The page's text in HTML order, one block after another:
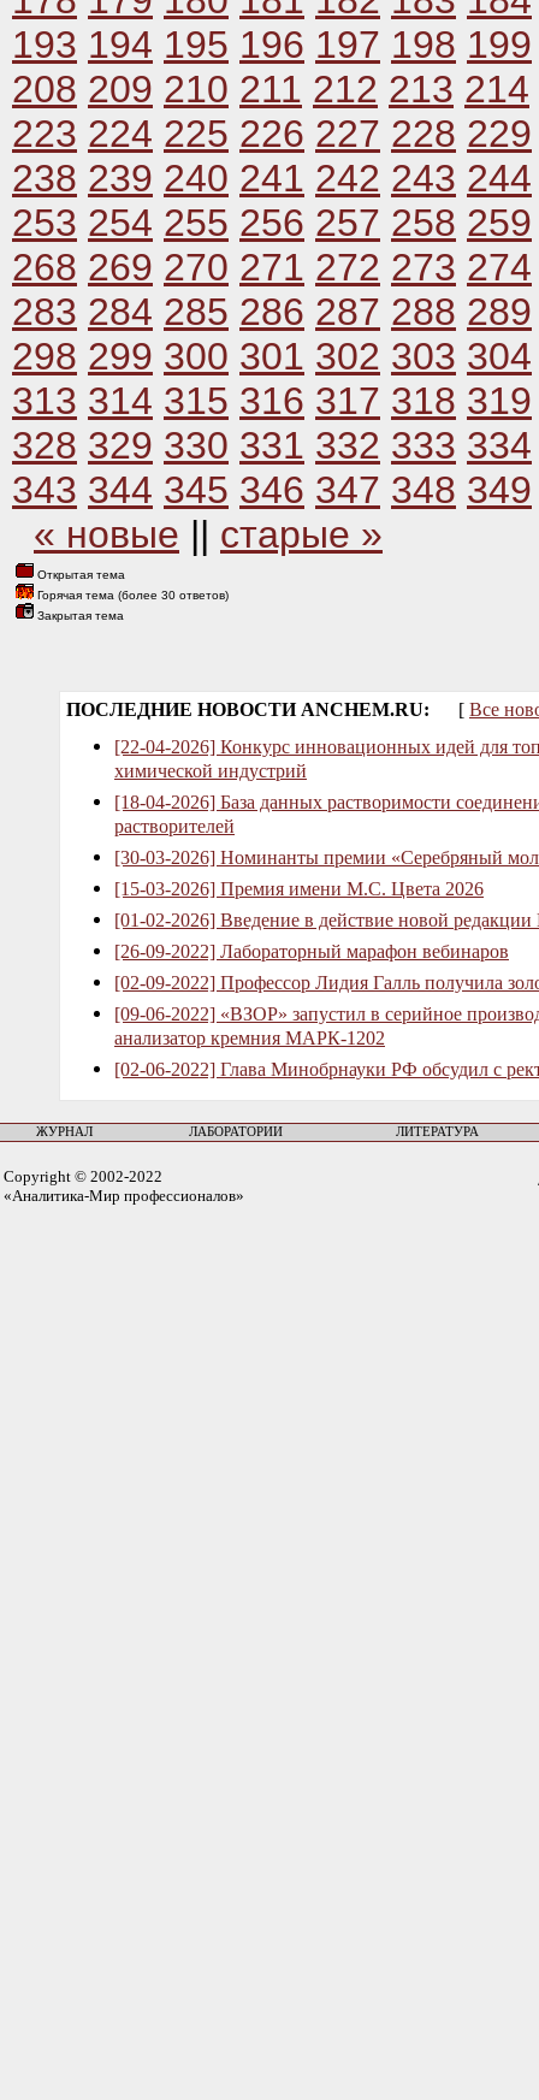
193 194 195 196 197 198 199
208 209 210 211 212 213 214
223 224 225 226 227 228 229
238 239 240 241 242 243 244
253 254 255 256 257 258 259
268 269 270 271 272 273 274
283 284 285 286 287 288 289
298 299 300 301 302 303 304
313 314 315 316 317 318 319
328 329 330 331 332 333 334
343 344 345 346 347 348 349
« новые || старые »
Открытая тема
Горячая тема (более 30 ответов)
Закрытая тема
ПОСЛЕДНИЕ НОВОСТИ ANCHEM.RU: [ Все
[22-04-2026] Конкурс инновационных идей для
химической индустрий
[18-04-2026] База данных растворимости
растворителей
[30-03-2026] Номинанты премии «Серебряный
[15-03-2026] Премия имени М.С. Цвета 2026
[01-02-2026] Введение в действие новой
[26-09-2022] Лабораторный марафон вебинаров
[02-09-2022] Профессор Лидия Галль получила
[09-06-2022] «ВЗОР» запустил в серийное
анализатор кремния МАРК-1202
[02-06-2022] Глава Минобрнауки РФ обсудил с
ЖУРНАЛ ЛАБОРАТОРИИ ЛИТЕРАТУРА
Copyright © 2002-2022
«Аналитика-Мир профессионалов»